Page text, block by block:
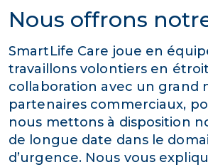
Nous offrons
SmartLife Care joue en
travaillons volontiers en
collaboration avec un grand
partenaires commerciaux,
nous mettons à disposition
de longue date dans le
d’urgence. Nous vous